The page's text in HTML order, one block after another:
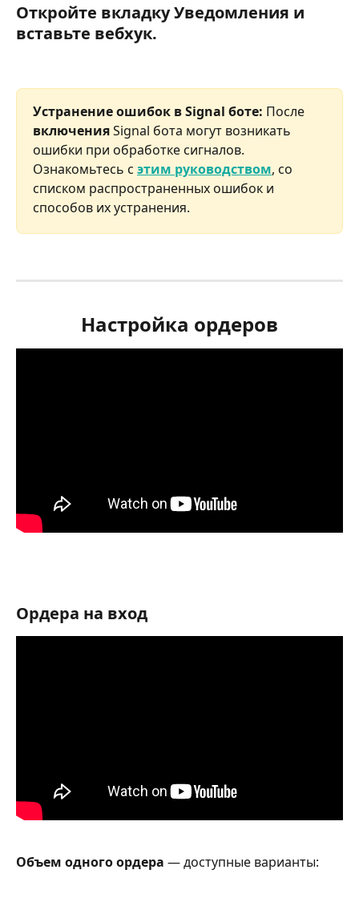
Откройте вкладку Уведомления и
вставьте вебхук.
Устранение ошибок в Signal боте: После
включения Signal бота могут возникать
ошибки при обработке сигналов.
Ознакомьтесь с этим руководством, со
списком распространенных ошибок и
способов их устранения.
Настройка ордеров
Ордера на вход
Объем одного ордера — доступные варианты: